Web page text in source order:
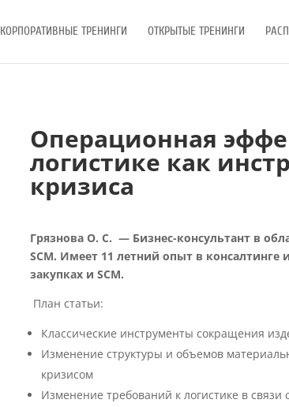
КОРПОРАТИВНЫЕ ТРЕНИНГИ ОТКРЫТЫЕ ТРЕНИНГИ
Операционная
логистике как
кризиса
Грязнова О. С. — Бизнес-консультант в
SCM. Имеет 11 летний опыт в консалтинге
закупках и SCM.
План статьи:
Классические инструменты сокращения
Изменение структуры и объемов
кризисом
Изменение требований к логистике в связи